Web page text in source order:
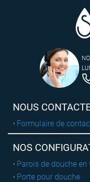
NOUS
Formulaire de
NOS
Parois de douche en
Porte pour douche